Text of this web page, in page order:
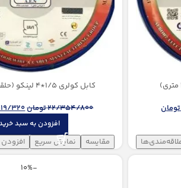
تومان
كابل کولری 1/5*4 لینکو (حلقه 100 متری)
22/354/800تومان320
افزودن به سبد
مقایسه نمایش سریع
-10%